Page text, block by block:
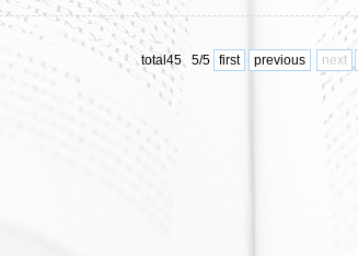
total45 5/5 first previous next